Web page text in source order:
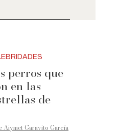
perros que
en las
de
Aiymet Garavito García